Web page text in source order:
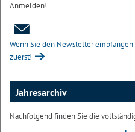
Anmelden!
Wenn Sie den Newsletter
zuerst!
Jahresarchiv
Nachfolgend finden Sie die